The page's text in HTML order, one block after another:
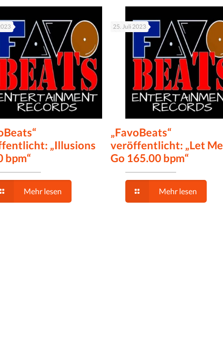
„Illusions
bpm“
Mehr lesen
25. Juli 2023
„FavoBeats“
veröffentlicht: „Let Me
Go 165.00 bpm“
Mehr lesen